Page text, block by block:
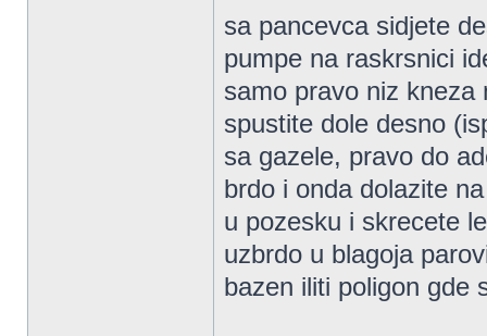
sa pancevca sidjete
pumpe na raskrsnici
samo pravo niz kneza
spustite dole desno
sa gazele, pravo do
brdo i onda dolazite
u pozesku i skrecete
uzbrdo u blagoja
bazen iliti poligon gde